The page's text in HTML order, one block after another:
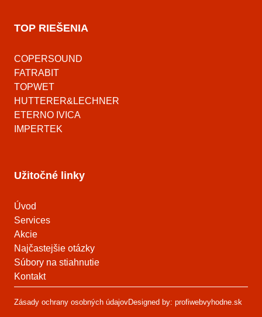
TOP RIEŠENIA
COPERSOUND
FATRABIT
TOPWET
HUTTERER&LECHNER
ETERNO IVICA
IMPERTEK
Užitočné linky
Úvod
Services
Akcie
Najčastejšie otázky
Súbory na stiahnutie
Kontakt
Zásady ochrany osobných údajovDesigned by: profiwebvyhodne.sk